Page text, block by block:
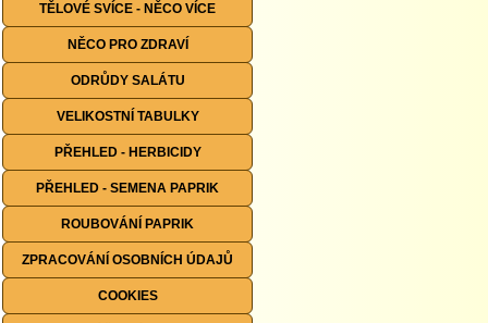
TĚLOVÉ SVÍCE - NĚCO VÍCE
NĚCO PRO ZDRAVÍ
ODRŮDY SALÁTU
VELIKOSTNÍ TABULKY
PŘEHLED - HERBICIDY
PŘEHLED - SEMENA PAPRIK
ROUBOVÁNÍ PAPRIK
ZPRACOVÁNÍ OSOBNÍCH ÚDAJŮ
COOKIES